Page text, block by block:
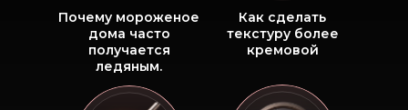
Почему мороженое
дома часто
получается
ледяным.
Как сделать
текстуру более
кремовой